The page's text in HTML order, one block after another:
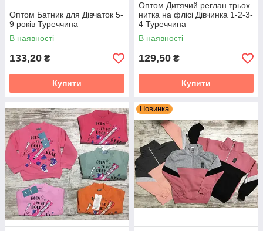
Оптом Батник для Дівчаток 5-
9 років Туреччина
В наявності
133,20 ₴
Купити
Оптом Дитячий реглан трьох
нитка на флісі Дівчинка 1-2-3-
4 Туреччина
В наявності
129,50 ₴
Купити
Новинка